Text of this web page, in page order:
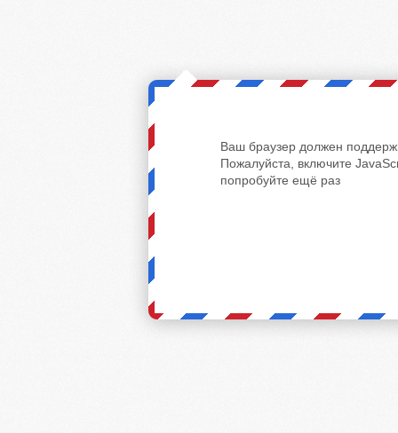
Ваш браузер должен
Пожалуйста, включите
попробуйте ещё раз